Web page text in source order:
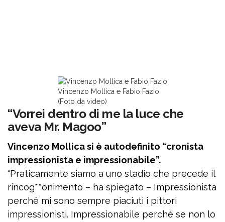
Vincenzo Mollica e Fabio Fazio
(Foto da video)
“Vorrei dentro di me la luce che
aveva Mr. Magoo”
Vincenzo Mollica si è autodefinito “cronista
impressionista e impressionabile”.
“Praticamente siamo a uno stadio che precede il
rincog**onimento – ha spiegato – Impressionista
perché mi sono sempre piaciuti i pittori
impressionisti. Impressionabile perché se non lo